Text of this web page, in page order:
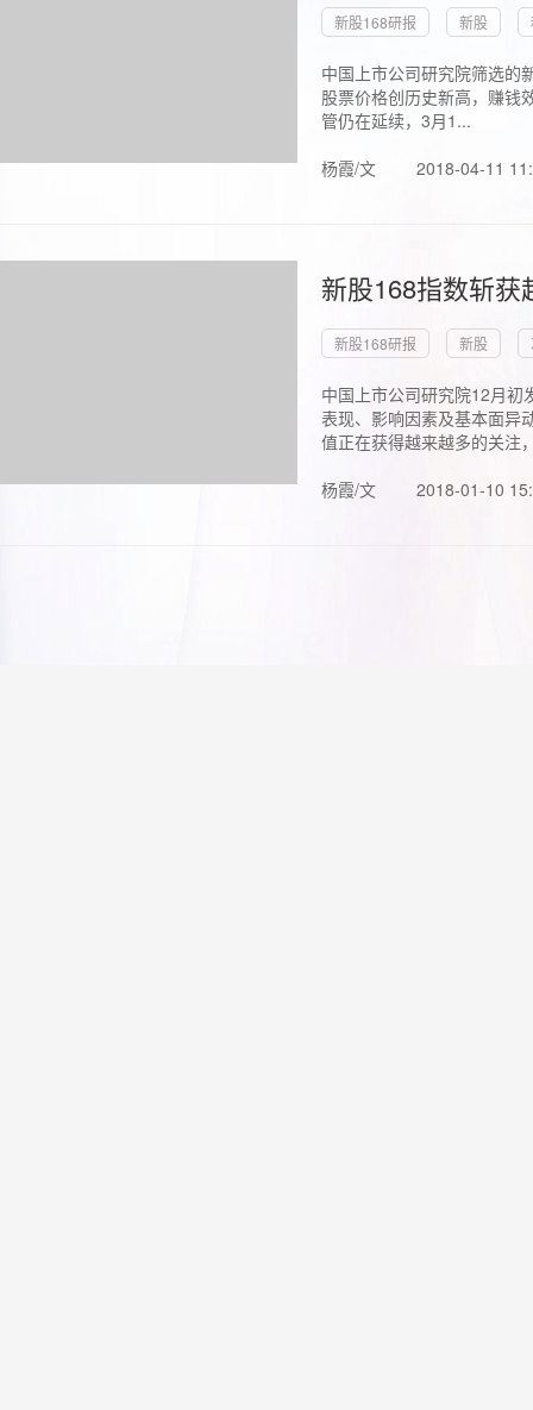
新股168研报 新股
中国上市公司研究院筛选的
股票价格创历史新高，赚钱
管仍在延续，3月1...
杨霞/文
2018-04-11
新股168指数斩
新股168研报 新股
中国上市公司研究院12月初
表现、影响因素及基本面异
值正在获得越来越多的关注
杨霞/文
2018-01-10